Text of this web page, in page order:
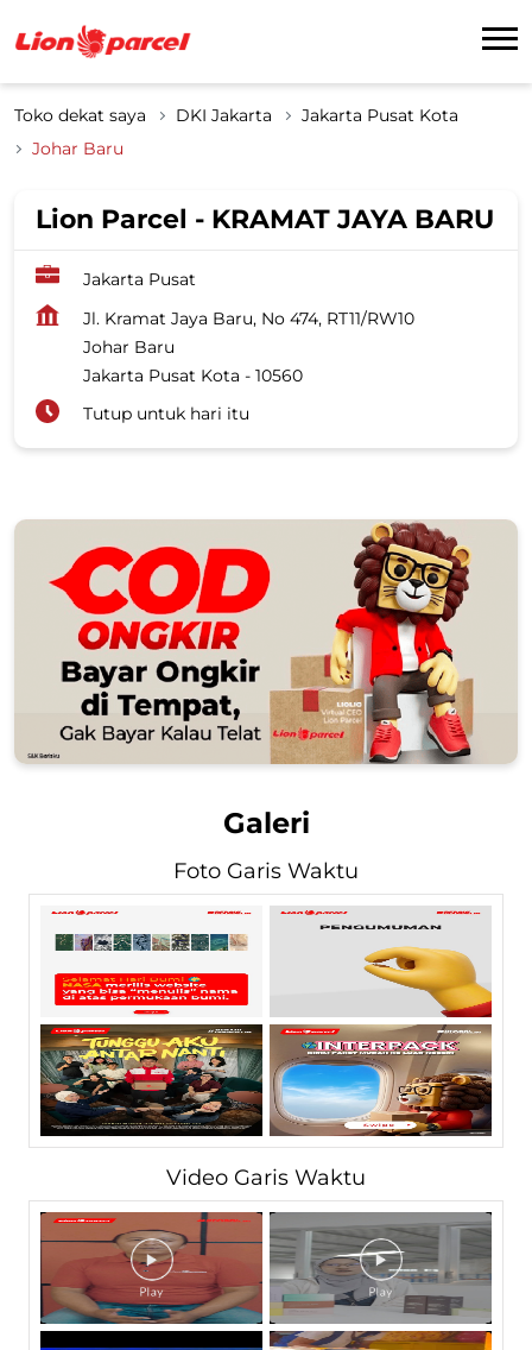
Toko dekat saya DKI Jakarta
Jakarta Pusat Kota
Johar Baru
Lion Parcel - KRAMAT JAYA BARU
Jakarta Pusat
Jl. Kramat Jaya Baru, No 474, RT11/RW10
Johar Baru
Jakarta Pusat Kota - 10560
Tutup untuk hari itu
Galeri
Foto Garis Waktu
Video Garis Waktu